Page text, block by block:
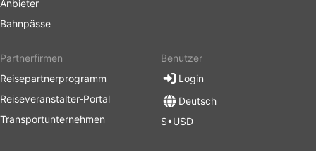
Anbieter
Bahnpässe
Partnerfirmen
Reisepartnerprogramm
Reiseveranstalter-Portal
Transportunternehmen
Benutzer
Login
Deutsch
$•USD